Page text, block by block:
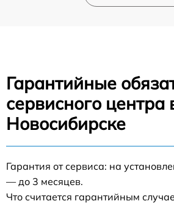
Гарантийные
сервисного центра
Новосибирске
Гарантия от сервиса: на
— до 3 месяцев.
Что считается гарантийным